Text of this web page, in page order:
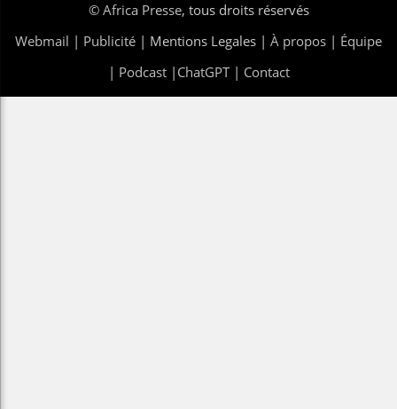
© Africa Presse, tous droits réservés
Webmail | Publicité | Mentions Legales | À propos | Équipe
| Podcast| ChatGPT| Contact